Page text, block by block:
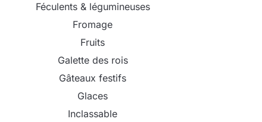
Féculents & légumineuses
Fromage
Fruits
Galette des rois
Gâteaux festifs
Glaces
Inclassable